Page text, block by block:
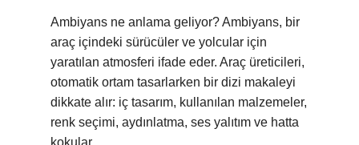
Ambiyans ne anlama geliyor? Ambiyans, bir
araç içindeki sürücüler ve yolcular için
yaratılan atmosferi ifade eder. Araç üreticileri,
otomatik ortam tasarlarken bir dizi makaleyi
dikkate alır: iç tasarım, kullanılan malzemeler,
renk seçimi, aydınlatma, ses yalıtım ve hatta
kokular.